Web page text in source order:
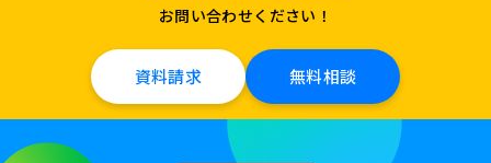
お問い合わせください！
無料相談
資料請求